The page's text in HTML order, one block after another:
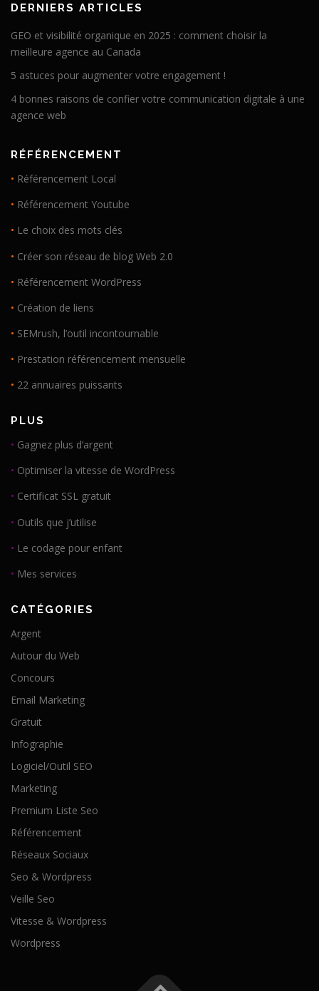
DERNIERS ARTICLES
GEO et visibilité organique en 2025 : comment choisir la
meilleure agence au Canada
5 astuces pour augmenter votre engagement !
4 bonnes raisons de confier votre communication digitale à une
agence web
RÉFÉRENCEMENT
• Référencement Local
• Référencement Youtube
• Le choix des mots clés
• Créer son réseau de blog Web 2.0
• Référencement WordPress
• Création de liens
• SEMrush, l’outil incontournable
• Prestation référencement mensuelle
• 22 annuaires puissants
PLUS
• Gagnez plus d’argent
• Optimiser la vitesse de WordPress
• Certificat SSL gratuit
• Outils que j’utilise
• Le codage pour enfant
• Mes services
CATÉGORIES
Argent
Autour du Web
Concours
Email Marketing
Gratuit
Infographie
Logiciel/Outil SEO
Marketing
Premium Liste Seo
Référencement
Réseaux Sociaux
Seo & Wordpress
Veille Seo
Vitesse & Wordpress
Wordpress